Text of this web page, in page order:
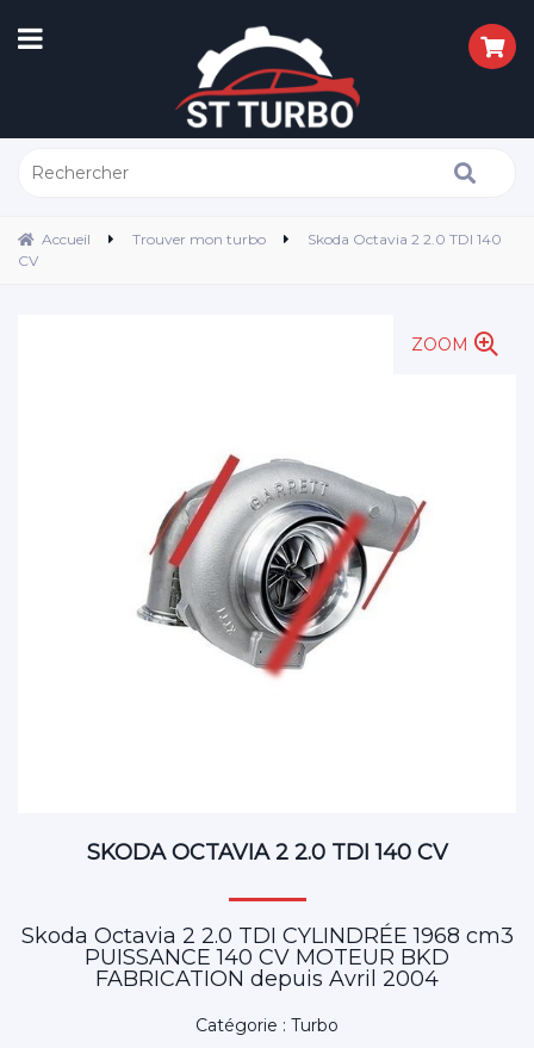
Accueil Trouver mon turbo
Skoda Octavia 2 2.0 TDI 140
CV
ZOOM
SKODA OCTAVIA 2 2.0 TDI 140 CV
Skoda Octavia 2 2.0 TDI CYLINDRÉE 1968 cm3
PUISSANCE 140 CV MOTEUR BKD
FABRICATION depuis Avril 2004
Catégorie : Turbo